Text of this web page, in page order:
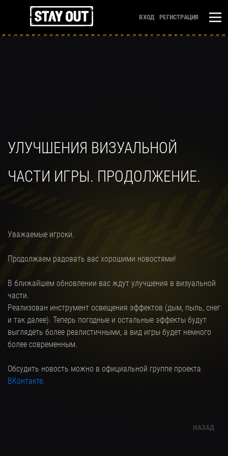
ВХОД РЕГИСТРАЦИЯ
УЛУЧШЕНИЯ ВИЗУАЛЬНОЙ
ЧАСТИ ИГРЫ. ПРОДОЛЖЕНИЕ.
Уважаемые игроки.
Продолжаем радовать вас хорошими новостями!
В ближайшем обновлении вас ждут улучшения в визуальной
части.
Реализован инструмент освещения эффектов (дым, пыль, снег
и так далее). Теперь погодные и остальные эффекты будут
выглядеть более реалистичными, а вид игры будет немного
более современным.
Обсудить новость можно в официальной группе проекта
ВКонтакте.
НАЗАД